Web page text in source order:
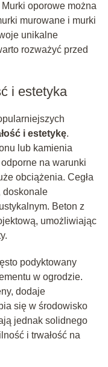
oporowe można
murowane i murki
unikalne
rozważyć przed
i estetyka
i estetykę.
lub kamienia
na warunki
obciążenia. Cegła
doskonale
Beton z
umożliwiając
podyktowany
w ogrodzie.
dodaje
się w środowisko
jednak solidnego
i trwałość na